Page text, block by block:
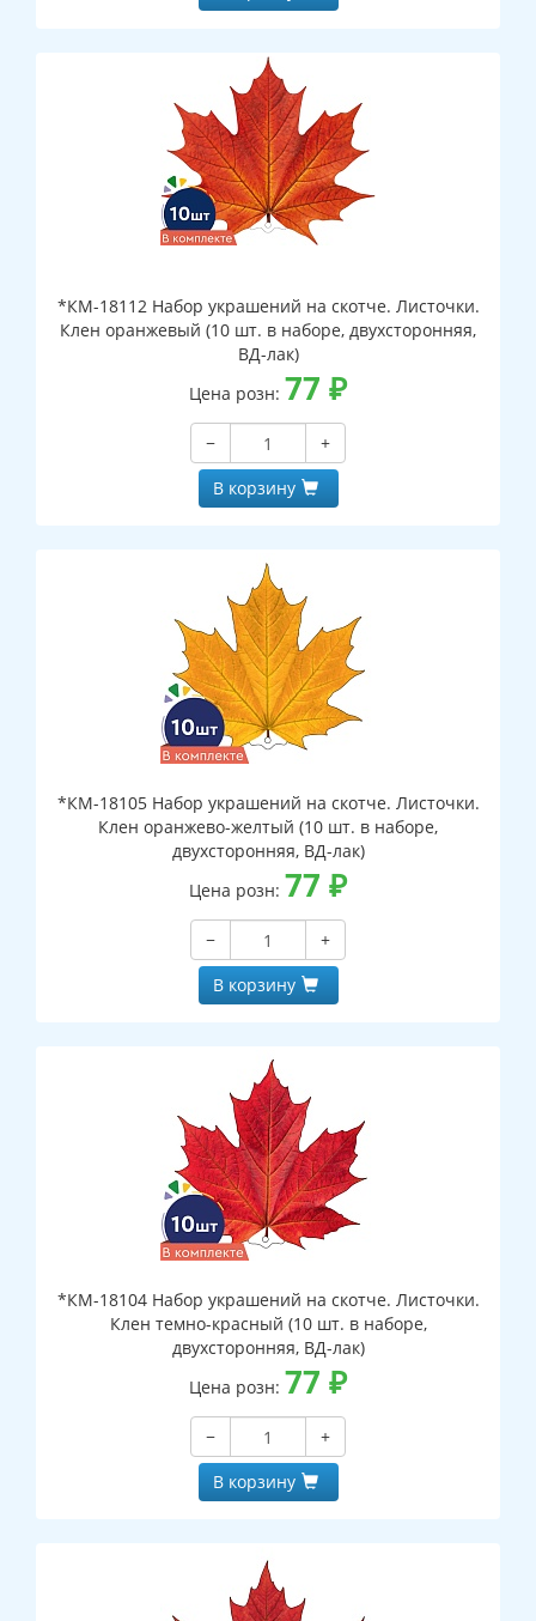
*КМ-18112 Набор украшений на скотче. Листочки.
Клен оранжевый (10 шт. в наборе, двухсторонняя,
ВД-лак)
Цена розн: 77 ₽
−
+
В корзину
*КМ-18105 Набор украшений на скотче. Листочки.
Клен оранжево-желтый (10 шт. в наборе,
двухсторонняя, ВД-лак)
Цена розн: 77 ₽
−
+
В корзину
*КМ-18104 Набор украшений на скотче. Листочки.
Клен темно-красный (10 шт. в наборе,
двухсторонняя, ВД-лак)
Цена розн: 77 ₽
−
+
В корзину